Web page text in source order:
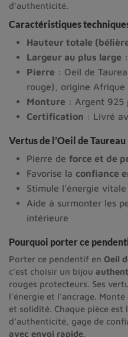
d’authenticité.
Caractéristiques
Hauteur totale
Largeur au plus large
Pierre : Oeil de
rouge), origine Afrique
Monture : Argent 925
Certification : Livré
Vertus de l’Oeil de Taureau
Pierre de force et de
Favorise la confiance
Stimule l’énergie
Aide à surmonter les
intérieure
Pourquoi porter ce
Porter ce pendentif en Oeil
c’est choisir un bijou
rouges protecteurs. Ses
l’énergie et l’ancrage.
et solidité. Chaque pièce est
d’authenticité, gage de
avec envoi rapide.